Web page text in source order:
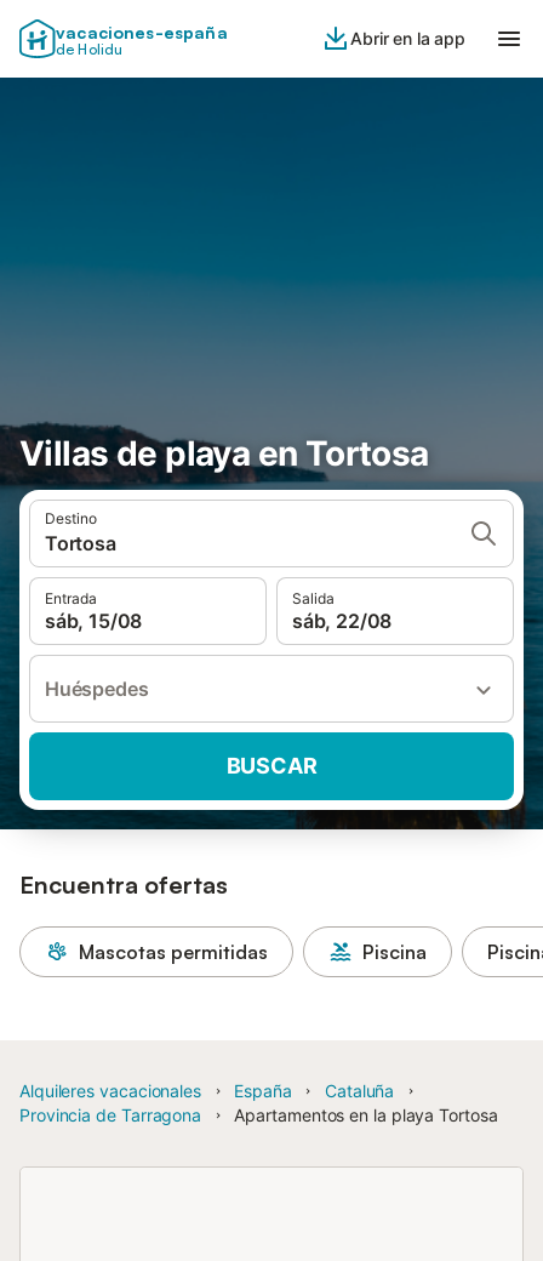
vacaciones-españa
de Holidu
Abrir en la app
Villas de playa en Tortosa
Destino
Tortosa
Entrada
sáb, 15/08
Salida
sáb, 22/08
Huéspedes
BUSCAR
Encuentra ofertas
Mascotas permitidas Piscina
Alquileres vacacionales España
Cataluña
Provincia de Tarragona
Apartamentos en la playa Tortosa